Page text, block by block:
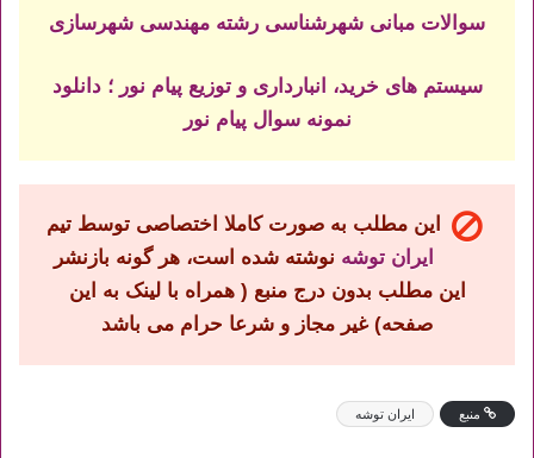
سوالات مبانی شهرشناسی رشته مهندسی شهرسازی
سیستم های خرید، انبارداری و توزیع پیام نور ؛ دانلود
نمونه سوال پیام نور
این مطلب به صورت کاملا اختصاصی توسط تیم
ایران توشه نوشته شده است، هر گونه بازنشر
این مطلب بدون درج منبع ( همراه با لینک به این
صفحه) غیر مجاز و شرعا حرام می باشد
منبع ایران توشه